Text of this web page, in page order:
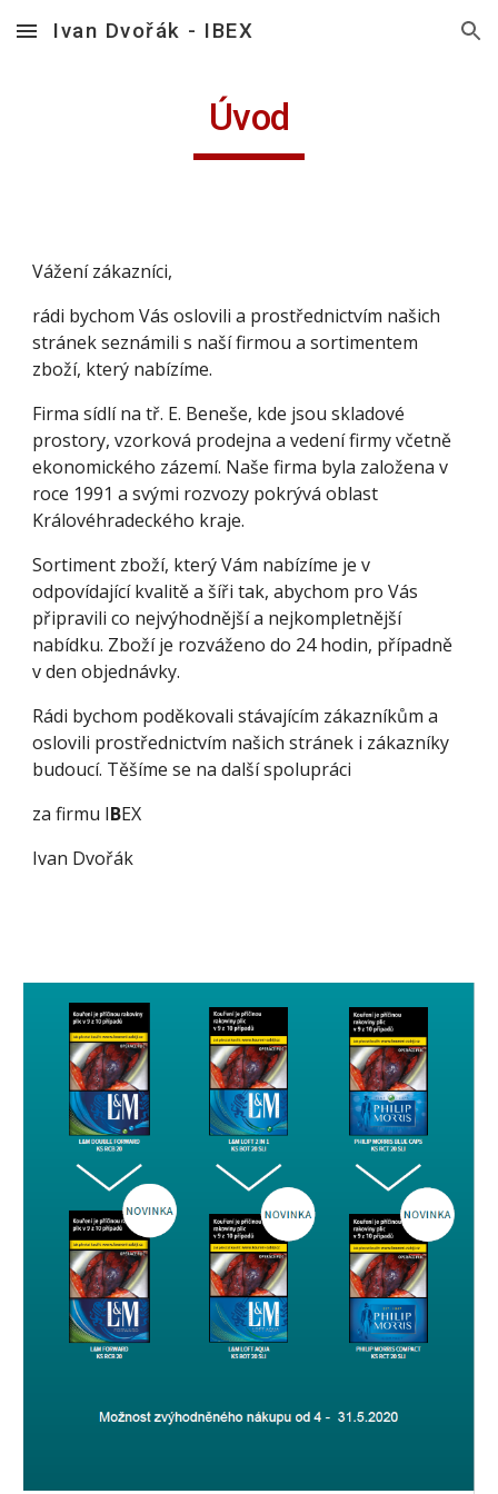
Skip to main content Skip to navigation
Ivan Dvořák - IBEX
Úvod
Vážení zákazníci,
rádi bychom Vás oslovili a prostřednictvím našich
stránek seznámili s naší firmou a sortimentem
zboží, který nabízíme.
Firma sídlí na tř. E. Beneše, kde jsou skladové
prostory, vzorková prodejna a vedení firmy včetně
ekonomického zázemí. Naše firma byla založena v
roce 1991 a svými rozvozy pokrývá oblast
Královéhradeckého kraje.
Sortiment zboží, který Vám nabízíme je v
odpovídající kvalitě a šíři tak, abychom pro Vás
připravili co nejvýhodnější a nejkompletnější
nabídku. Zboží je rozváženo do 24 hodin, případně
v den objednávky.
Rádi bychom poděkovali stávajícím zákazníkům a
oslovili prostřednictvím našich stránek i zákazníky
budoucí. Těšíme se na další spolupráci
za firmu IBEX
Ivan Dvořák